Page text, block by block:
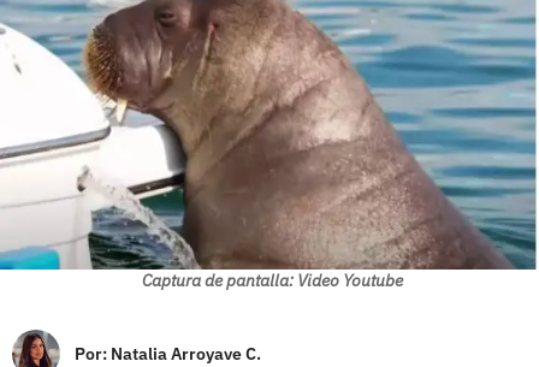
Captura de pantalla: Video Youtube
Por: Natalia Arroyave C.